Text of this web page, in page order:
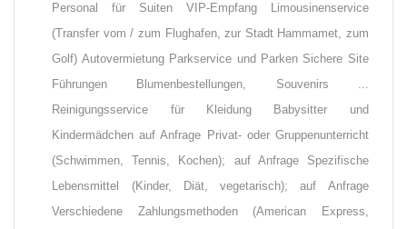
Personal für Suiten VIP-Empfang Limousinenservice
(Transfer vom / zum Flughafen, zur Stadt Hammamet, zum
Golf) Autovermietung Parkservice und Parken Sichere Site
Führungen Blumenbestellungen, Souvenirs ...
Reinigungsservice für Kleidung Babysitter und
Kindermädchen auf Anfrage Privat- oder Gruppenunterricht
(Schwimmen, Tennis, Kochen); auf Anfrage Spezifische
Lebensmittel (Kinder, Diät, vegetarisch); auf Anfrage
Verschiedene Zahlungsmethoden (American Express,